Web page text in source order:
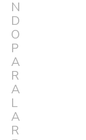
N
D
O
P
A
R
A
L
A
R